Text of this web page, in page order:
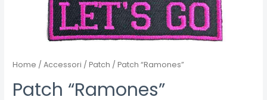
Home /Accessori /Patch / Patch “Ramones”
Patch “Ramones”